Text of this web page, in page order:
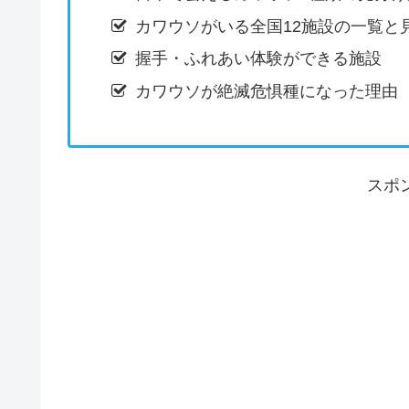
カワウソがいる全国12施設の一覧と
握手・ふれあい体験ができる施設
カワウソが絶滅危惧種になった理由
スポ